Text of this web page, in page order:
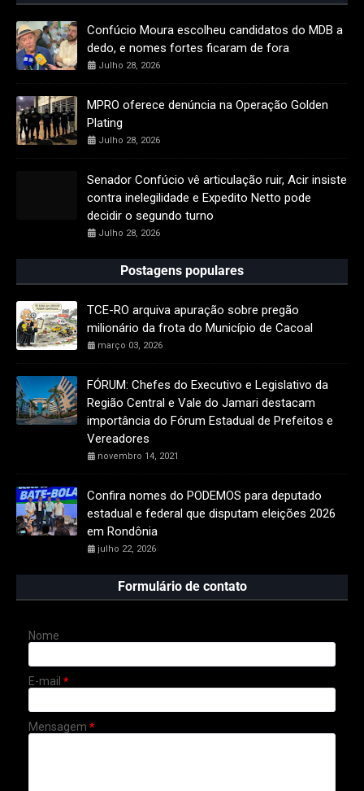
Confúcio Moura escolheu candidatos do MDB a
dedo, e nomes fortes ficaram de fora
Julho 28, 2026
MPRO oferece denúncia na Operação Golden
Plating
Julho 28, 2026
Senador Confúcio vê articulação ruir, Acir insiste
contra inelegilidade e Expedito Netto pode
decidir o segundo turno
Julho 28, 2026
Postagens populares
TCE-RO arquiva apuração sobre pregão
milionário da frota do Município de Cacoal
março 03, 2026
FÓRUM: Chefes do Executivo e Legislativo da
Região Central e Vale do Jamari destacam
importância do Fórum Estadual de Prefeitos e
Vereadores
novembro 14, 2021
Confira nomes do PODEMOS para deputado
estadual e federal que disputam eleições 2026
em Rondônia
julho 22, 2026
Formulário de contato
Nome
E-mail *
Mensagem *